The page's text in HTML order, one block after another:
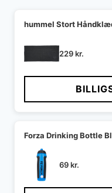
hummel Stort
229kr.
Forza Drinking Bottle
69kr.